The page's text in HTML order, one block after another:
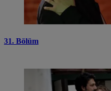
31. Bölüm